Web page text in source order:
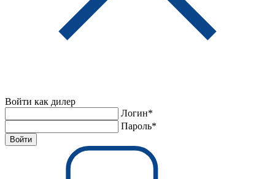
Войти как дилер
Логин*
Пароль*
Войти